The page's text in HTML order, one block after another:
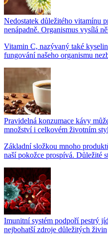
Nedostatek důležitého vitamínu
nenápadně. Organismus vysílá
Vitamin C, nazývaný také
fungování našeho organismu
Pravidelná konzumace kávy
množství i celkovém životním
Základní složkou mnoho
naší pokožce prospívá. Důležité
Imunitní systém podpoří pestrý
nejbohatší zdroje důležitých živin